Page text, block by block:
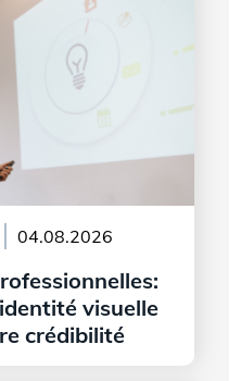
04.08.2026
visuelle
crédibilité
votre crédibilité